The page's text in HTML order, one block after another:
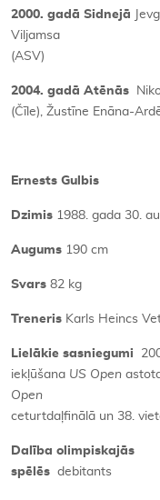
2000. gadā Sidnejā
Viljamsa
(ASV)
2004. gadā Atēnās
(Čīle), Žustīne Enāna-
Ernests Gulbis
Dzimis 1988. gada 30.
Augums 190 cm
Svars 82 kg
Treneris Karls Heincs
Lielākie sasniegumi
iekļūšana US Open
Open
ceturtdaļfinālā un 38.
Dalība olimpiskajās
spēlēs debitants